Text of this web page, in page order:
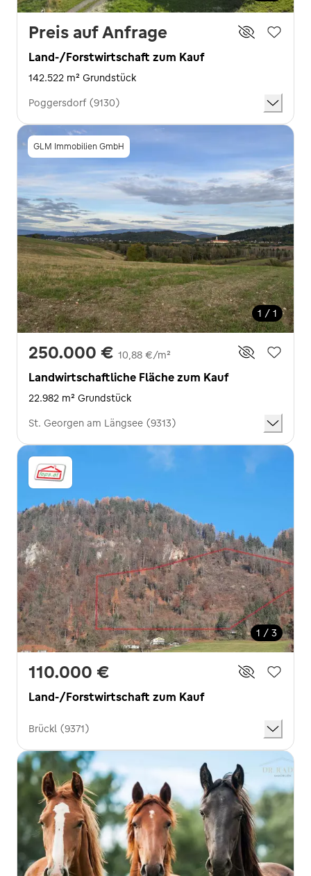
Preis auf Anfrage
Land-/Forstwirtschaft zum Kauf
142.522 m² Grundstück
Poggersdorf (9130)
GLM Immobilien GmbH
1 / 1
250.000 € 10,88 €/m²
Landwirtschaftliche Fläche zum Kauf
22.982 m² Grundstück
St. Georgen am Längsee (9313)
1 / 3
110.000 €
Land-/Forstwirtschaft zum Kauf
Brückl (9371)